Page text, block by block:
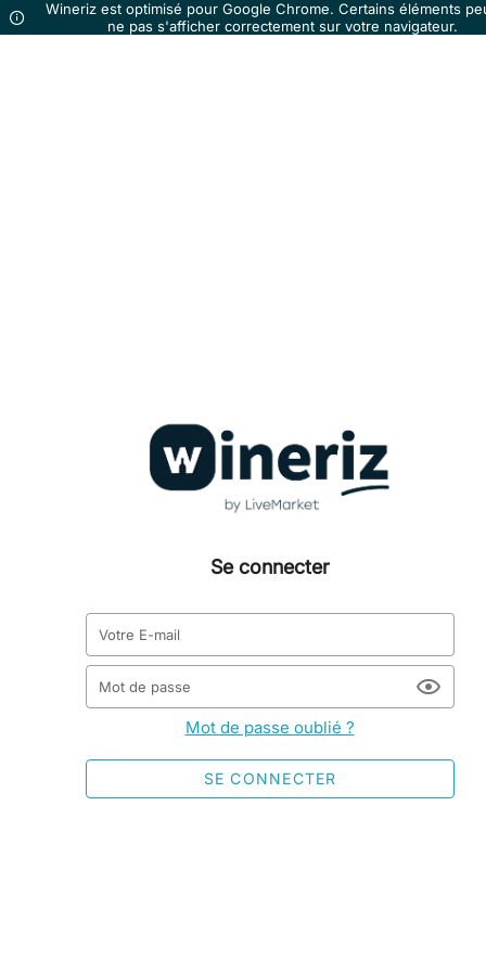
Wineriz est optimisé pour Google Chrome. Certains éléments
ne pas s'afficher correctement sur votre navigateur.
Se connecter
Votre E-mail
Mot de passe
Mot de passe oublié ?
SE CONNECTER